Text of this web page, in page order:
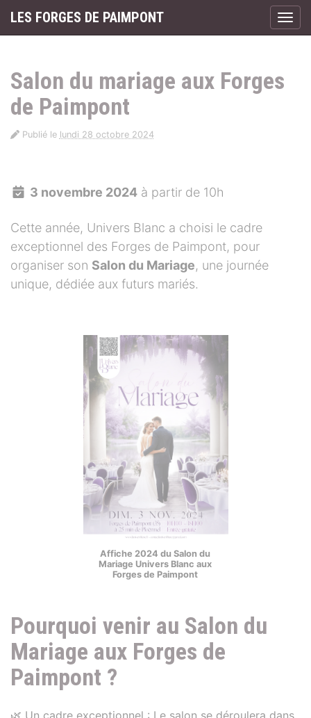
LES FORGES DE PAIMPONT
Salon du mariage aux Forges
de Paimpont
Publié le lundi 28 octobre 2024
3 novembre 2024à partir de 10h
Cette année, Univers Blanc a choisi le cadre
exceptionnel des Forges de Paimpont, pour
organiser son Salon du Mariage, une journée
unique, dédiée aux futurs mariés.
Affiche 2024 du Salon du
Mariage Univers Blanc aux
Forges de Paimpont
Pourquoi venir au Salon du
Mariage aux Forges de
Paimpont ?
Panneau de gestion des cookies